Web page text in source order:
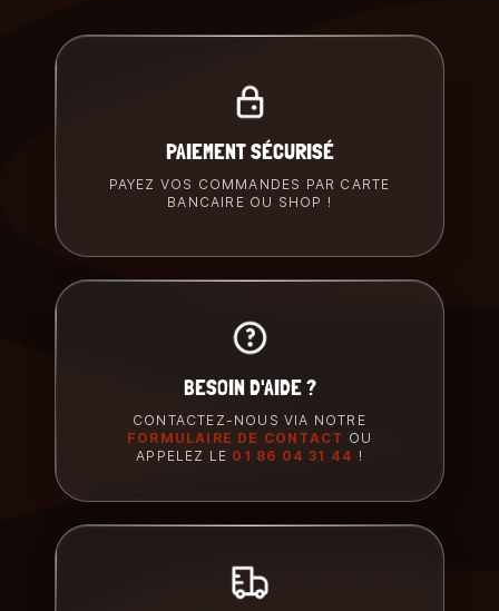
PAIEMENT SÉCURISÉ
PAYEZ VOS COMMANDES PAR CARTE
BANCAIRE OU SHOP !
BESOIN D'AIDE ?
CONTACTEZ-NOUS VIA NOTRE
FORMULAIRE DE CONTACT OU
APPELEZ LE 01 86 04 31 44 !